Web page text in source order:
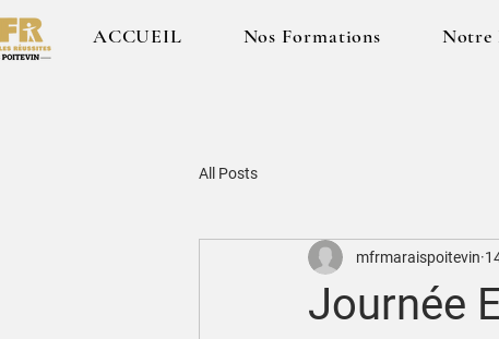
ACCUEIL Nos Formations Notre
All Posts
Journée
mfrmaraispoitevin